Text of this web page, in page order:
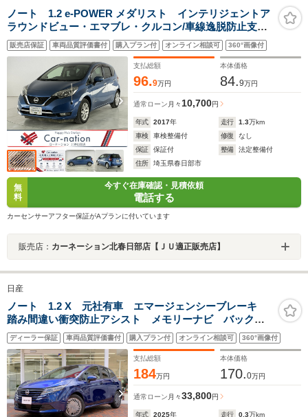
ノート 1.2 e-POWER メダリスト インテリジェントア
ラウンドビュー・エマブレ・クルコン/車線逸脱防止支
援・警報/踏み間違い衝突防止アシスト/スマートルームミ
ラー/LEDヘッド/ハイビームアシスト/純正ナビ/フルセ
グ/DVD/BT/ETC/前後ドラレコ
販売店保証 車両品質評価書付 購入プラン付 オンライン相談可 360°画像付
支払総額
96.9万円
本体価格
84.9万円
通常ローン 月々 10,700円
年式 2017年 走行 1.3万km
車検
車検整備付 修復
なし
保証
保証付 整備
法定整備付
住所
埼玉県春日部市
無
料
今すぐ在庫確認・見積依頼
電話する
カーセンサーアフター保証がAプランに付いています
販売店： カーネーション北春日部店【ＪＵ適正販売店】
日産
ノート 1.2 X 元社有車 エマージェンシーブレーキ
踏み間違い衝突防止アシスト メモリーナビ バックカ
メラ クリアランスソナー LEDヘッドライト ハイビ
ームアシスト ETC2.0 インテリジェントキー
ディーラー保証 車両品質評価書付 購入プラン付 オンライン相談可 360°画像付
支払総額
184万円
本体価格
170.0万円
通常ローン 月々33,800円
年式 2025年 走行 0.3万km